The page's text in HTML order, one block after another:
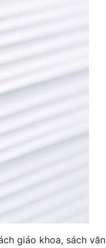
giáo khoa, sách văn